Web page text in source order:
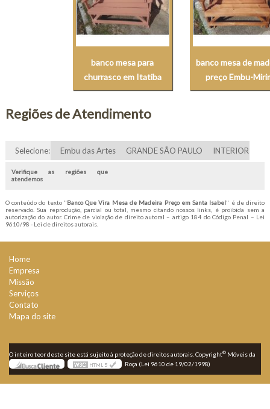
banco mesa para
churrasco em Itatiba
banco mesa de
preço Embu-
Regiões de Atendimento
Selecione: Embu das Artes GRANDE SÃO PAULO INTERIOR
Verifique as regiões que
atendemos
O conteúdo do texto "Banco Que Vira Mesa de Madeira Preço em Santa Isabel" é de direito
reservado. Sua reprodução, parcial ou total, mesmo citando nossos links, é proibida sem a
autorização do autor. Crime de violação de direito autoral – artigo 184 do Código Penal – Lei
9610/98 - Lei de direitos autorais.
Home
Empresa
Missão
Serviços
Contato
Mapa do site
O inteiro teor deste site está sujeito à proteção de direitos autorais. Copyright© Móveis da
Roça (Lei 9610 de 19/02/1998)